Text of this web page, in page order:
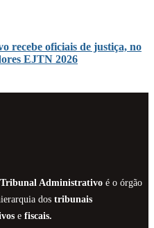
recebe oficiais de justiça, no
EJTN 2026
Administrativoé o órgão
dos tribunais
e fiscais.